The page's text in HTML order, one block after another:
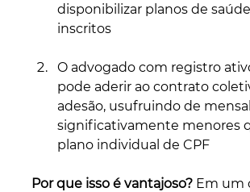
disponibilizar planos de saúde
inscritos
O advogado com registro
pode aderir ao contrato
adesão, usufruindo de
significativamente menores
plano individual de CPF
Por que isso é vantajoso? Em um